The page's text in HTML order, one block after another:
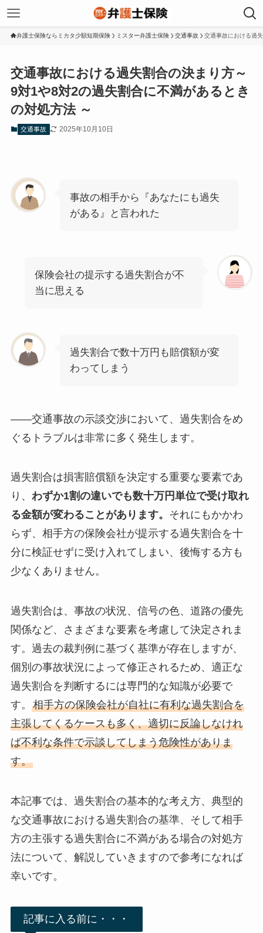
弁護士保険ならミカタ少額短期保険 ミスター弁護士保険 交通事故 交通事故における過
交通事故における過失割合の決まり方～
9対1や8対2の過失割合に不満があるとき
の対処方法 ～
交通事故 2025年10月10日
事故の相手から『あなたにも過失
がある』と言われた
保険会社の提示する過失割合が不
当に思える
過失割合で数十万円も賠償額が変
わってしまう
——交通事故の示談交渉において、過失割合をめ
ぐるトラブルは非常に多く発生します。
過失割合は損害賠償額を決定する重要な要素であ
り、 わずか1割の違いでも数十万円単位で受け取れ
る金額が変わることがあります。 それにもかかわ
らず、相手方の保険会社が提示する過失割合を十
分に検証せずに受け入れてしまい、後悔する方も
少なくありません。
過失割合は、事故の状況、信号の色、道路の優先
関係など、さまざまな要素を考慮して決定されま
す。過去の裁判例に基づく基準が存在しますが、
個別の事故状況によって修正されるため、適正な
過失割合を判断するには専門的な知識が必要で
す。 相手方の保険会社が自社に有利な過失割合を
主張してくるケースも多く、適切に反論しなけれ
ば不利な条件で示談してしまう危険性がありま
す。
本記事では、過失割合の基本的な考え方、典型的
な交通事故における過失割合の基準、そして相手
方の主張する過失割合に不満がある場合の対処方
法について、解説していきますので参考になれば
幸いです。
記事に入る前に・・・